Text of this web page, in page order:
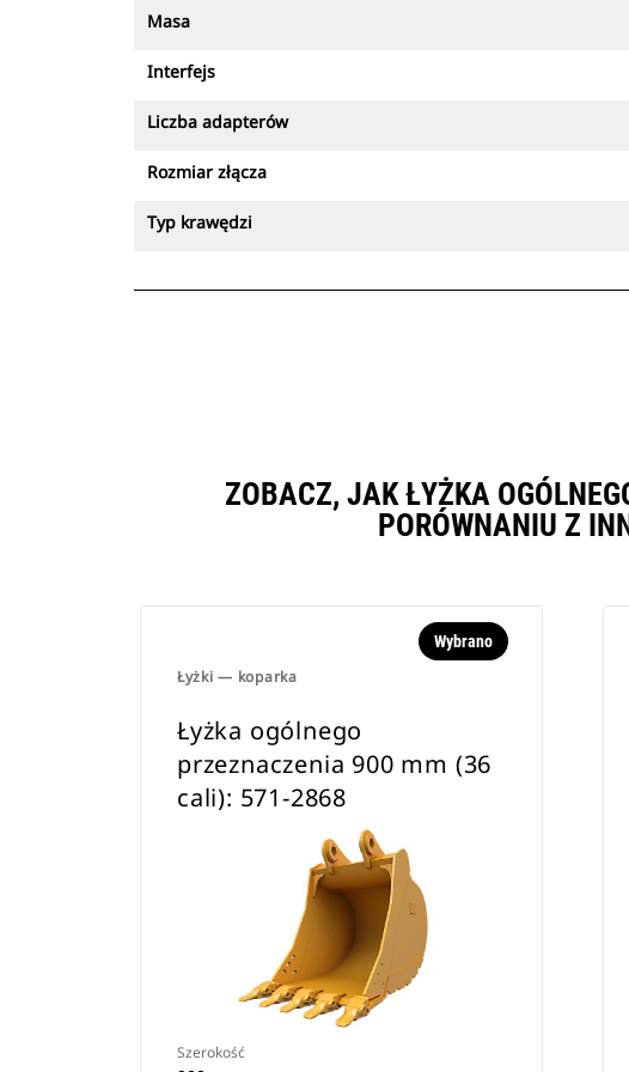
Masa
Interfejs
Liczba adapterów
Rozmiar złącza
Typ krawędzi
ZOBACZ, JAK ŁYŻKA
PORÓWNANIU Z
Łyżki — koparka
Wybrano
Łyżka ogólnego
przeznaczenia 900 mm (36
cali): 571-2868
Szerokość